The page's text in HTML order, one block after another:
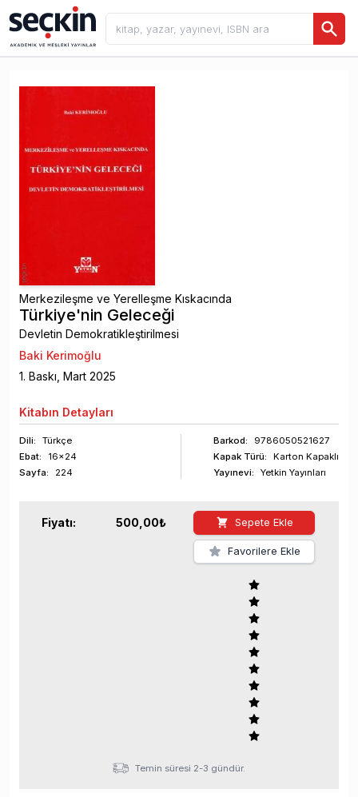
Merkezileşme ve Yerelleşme Kıskacında
Türkiye'nin Geleceği
Devletin Demokratikleştirilmesi
Baki Kerimoğlu
1. Baskı, Mart 2025
Kitabın Detayları
Dili:
Türkçe
Ebat:
16x24
Sayfa: 224
Barkod:
9786050521627
Kapak Türü:
Karton Kapaklı
Yayınevi:
Yetkin Yayınları
Fiyatı: 500,00₺ Sepete Ekle
Favorilere Ekle
Temin süresi 2-3 gündür.